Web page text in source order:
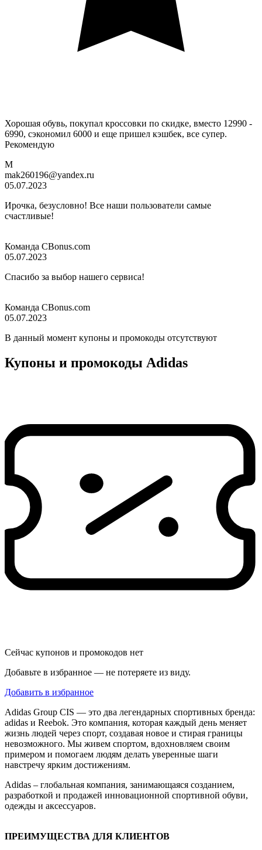
Хорошая обувь, покупал кроссовки по скидке, вместо 12990 -
6990, сэкономил 6000 и еще пришел кэшбек, все супер.
Рекомендую
M
mak260196@yandex.ru
05.07.2023
Ирочка, безусловно! Все наши пользователи самые
счастливые!
Команда CBonus.com
05.07.2023
Спасибо за выбор нашего сервиса!
Команда CBonus.com
05.07.2023
В данный момент купоны и промокоды отсутствуют
Купоны и промокоды Adidas
Сейчас купонов и промокодов нет
Добавьте в избранное — не потеряете из виду.
Добавить в избранное
Adidas Group CIS — это два легендарных спортивных бренда:
adidas и Reebok. Это компания, которая каждый день меняет
жизнь людей через спорт, создавая новое и стирая границы
невозможного. Мы живем спортом, вдохновляем своим
примером и помогаем людям делать уверенные шаги
навстречу ярким достижениям.
Adidas – глобальная компания, занимающаяся созданием,
разработкой и продажей инновационной спортивной обуви,
одежды и аксессуаров.
ПРЕИМУЩЕСТВА ДЛЯ КЛИЕНТОВ